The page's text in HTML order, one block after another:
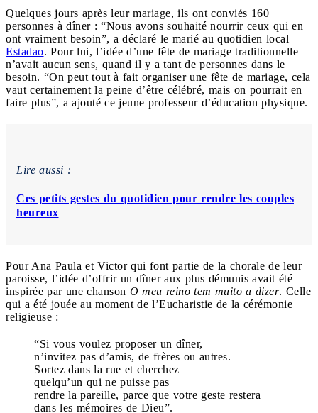
Quelques jours après leur mariage, ils ont conviés 160
personnes à dîner : “Nous avons souhaité nourrir ceux qui en
ont vraiment besoin”, a déclaré le marié au quotidien local
Estadao. Pour lui, l’idée d’une fête de mariage traditionnelle
n’avait aucun sens, quand il y a tant de personnes dans le
besoin. “On peut tout à fait organiser une fête de mariage, cela
vaut certainement la peine d’être célébré, mais on pourrait en
faire plus”, a ajouté ce jeune professeur d’éducation physique.
Lire aussi :
Ces petits gestes du quotidien pour rendre les couples
heureux
Pour Ana Paula et Victor qui font partie de la chorale de leur
paroisse, l’idée d’offrir un dîner aux plus démunis avait été
inspirée par une chanson O meu reino tem muito a dizer. Celle
qui a été jouée au moment de l’Eucharistie de la cérémonie
religieuse :
“Si vous voulez proposer un dîner,
n’invitez pas d’amis, de frères ou autres.
Sortez dans la rue et cherchez
quelqu’un qui ne puisse pas
rendre la pareille, parce que votre geste restera
dans les mémoires de Dieu”.